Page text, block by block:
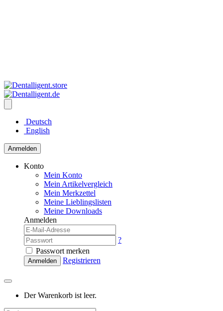
Deutsch
English
Anmelden
Konto
Mein Konto
Mein Artikelvergleich
Mein Merkzettel
Meine Lieblingslisten
Meine Downloads
Anmelden
?
Passwort merken
Anmelden Registrieren
Der Warenkorb ist leer.